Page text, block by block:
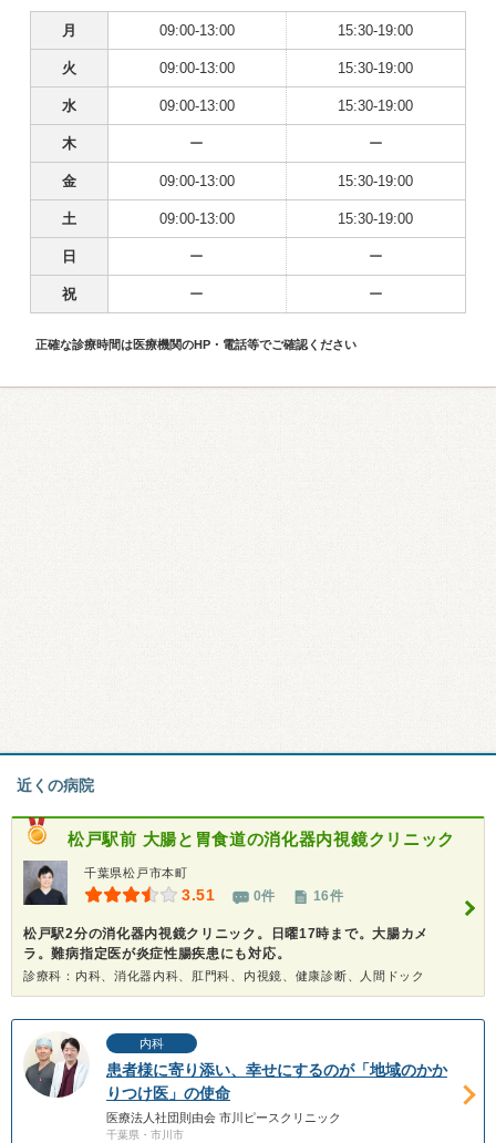
月 09:00-13:00 15:30-19:00
火 09:00-13:00 15:30-19:00
水 09:00-13:00 15:30-19:00
木 ー ー
金 09:00-13:00 15:30-19:00
土 09:00-13:00 15:30-19:00
日 ー ー
祝 ー ー
正確な診療時間は医療機関のHP・電話等でご確認ください
近くの病院
松戸駅前 大腸と胃食道の消化器内視鏡クリニック
千葉県松戸市本町
3.51 0件 16件
松戸駅2分の消化器内視鏡クリニック。日曜17時まで。大腸カメ
ラ。難病指定医が炎症性腸疾患にも対応。
診療科：内科、消化器内科、肛門科、内視鏡、健康診断、人間ドック
内科
患者様に寄り添い、幸せにするのが「地域のかか
りつけ医」の使命
医療法人社団則由会 市川ピースクリニック
千葉県・市川市